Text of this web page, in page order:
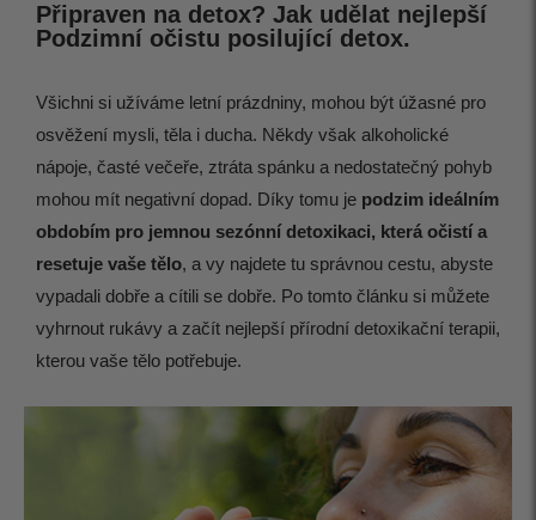
Připraven na detox? Jak udělat nejlepší
Podzimní očistu posilující detox.
Všichni si užíváme letní prázdniny, mohou být úžasné pro
osvěžení mysli, těla i ducha. Někdy však alkoholické
nápoje, časté večeře, ztráta spánku a nedostatečný pohyb
mohou mít negativní dopad. Díky tomu je podzim ideálním
obdobím pro jemnou sezónní detoxikaci, která očistí a
resetuje vaše tělo, a vy najdete tu správnou cestu, abyste
vypadali dobře a cítili se dobře. Po tomto článku si můžete
vyhrnout rukávy a začít nejlepší přírodní detoxikační terapii,
kterou vaše tělo potřebuje.